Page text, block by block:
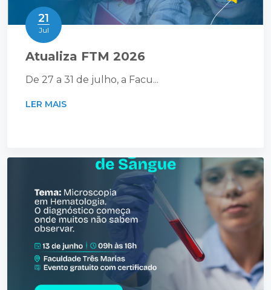
21
Jul
Atualiza FTM 2026
De 27 a 31 de julho, a Facu...
LER MAIS